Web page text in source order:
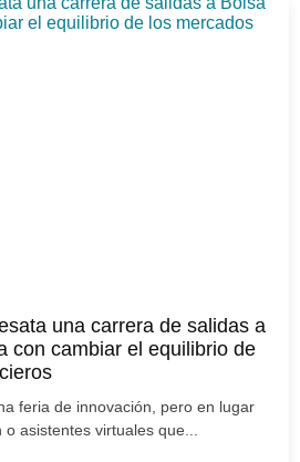
una carrera de salidas a
con cambiar el equilibrio de
feria de innovación, pero en lugar
asistentes virtuales que...